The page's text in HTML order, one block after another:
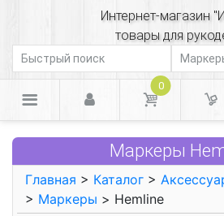
Интернет-магазин
товары для
0
Маркеры
Главная > Каталог >
> Маркеры > Hemline